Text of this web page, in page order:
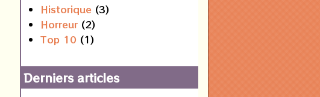
Historique (3)
Horreur (2)
Top 10 (1)
Derniers articles